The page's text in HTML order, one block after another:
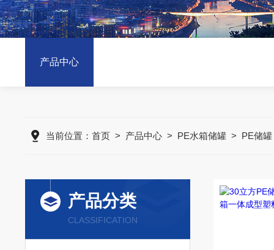
产品中心
当前位置： 首页> 产品中心> PE水箱储罐> PE储罐
产品分类
CLASSIFICATION